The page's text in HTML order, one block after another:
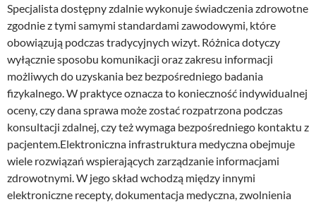
Specjalista dostępny zdalnie wykonuje świadczenia zdrowotne
zgodnie z tymi samymi standardami zawodowymi, które
obowiązują podczas tradycyjnych wizyt. Różnica dotyczy
wyłącznie sposobu komunikacji oraz zakresu informacji
możliwych do uzyskania bez bezpośredniego badania
fizykalnego. W praktyce oznacza to konieczność indywidualnej
oceny, czy dana sprawa może zostać rozpatrzona podczas
konsultacji zdalnej, czy też wymaga bezpośredniego kontaktu z
pacjentem.Elektroniczna infrastruktura medyczna obejmuje
wiele rozwiązań wspierających zarządzanie informacjami
zdrowotnymi. W jego skład wchodzą między innymi
elektroniczne recepty, dokumentacja medyczna, zwolnienia